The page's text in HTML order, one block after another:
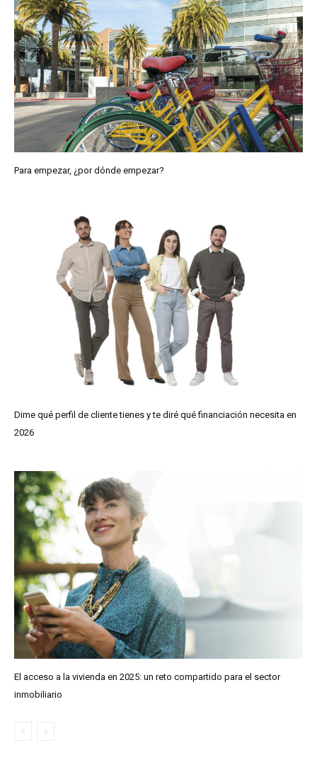
Para empezar, ¿por dónde empezar?
Dime qué perfil de cliente tienes y te diré qué financiación necesita en
2026
El acceso a la vivienda en 2025: un reto compartido para el sector
inmobiliario